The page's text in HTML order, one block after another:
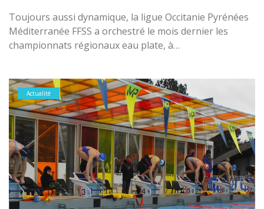
Toujours aussi dynamique, la ligue Occitanie Pyrénées
Méditerranée FFSS a orchestré le mois dernier les
championnats régionaux eau plate, à…
Actualité